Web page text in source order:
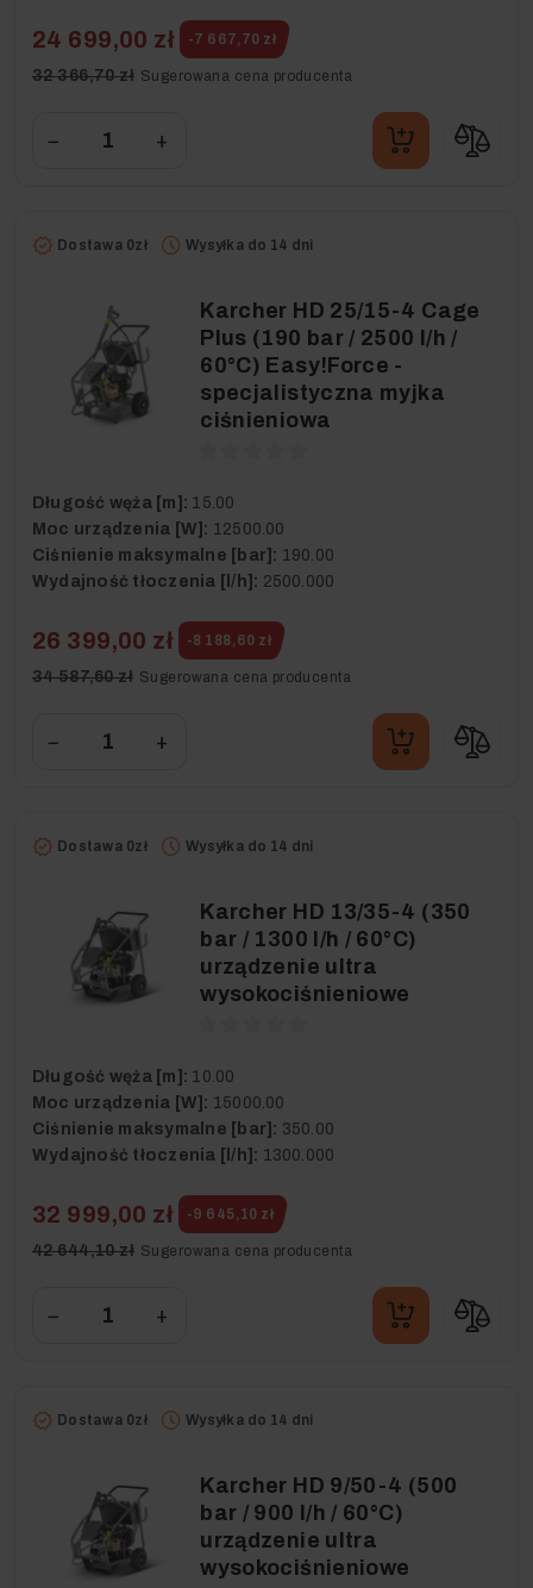
24 699,00 zł -7 667,70 zł
32 366,70 zł Sugerowana cena producenta
− +
Dostawa 0zł Wysyłka do 14 dni
Karcher HD 25/15-4 Cage
Plus (190 bar / 2500 l/h /
60°C) Easy!Force -
specjalistyczna myjka
ciśnieniowa
Długość węża [m]: 15.00
Moc urządzenia [W]: 12500.00
Ciśnienie maksymalne [bar]: 190.00
Wydajność tłoczenia [l/h]: 2500.000
26 399,00 zł -8 188,60 zł
34 587,60 zł Sugerowana cena producenta
− +
Dostawa 0zł Wysyłka do 14 dni
Karcher HD 13/35-4 (350
bar / 1300 l/h / 60°C)
urządzenie ultra
wysokociśnieniowe
Długość węża [m]: 10.00
Moc urządzenia [W]: 15000.00
Ciśnienie maksymalne [bar]: 350.00
Wydajność tłoczenia [l/h]: 1300.000
32 999,00 zł -9 645,10 zł
42 644,10 zł Sugerowana cena producenta
− +
Dostawa 0zł Wysyłka do 14 dni
Karcher HD 9/50-4 (500
bar / 900 l/h / 60°C)
urządzenie ultra
wysokociśnieniowe